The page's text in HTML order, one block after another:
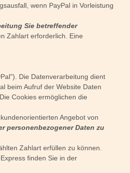
wenn PayPal in Vorleistung
Sie betreffender
Zahlart erforderlich. Eine
Die Datenverarbeitung dient
beim Aufruf der Website Daten
Cookies ermöglichen die
Angebot von
personenbezogener Daten zu
Zahlart erfüllen zu können.
finden Sie in der